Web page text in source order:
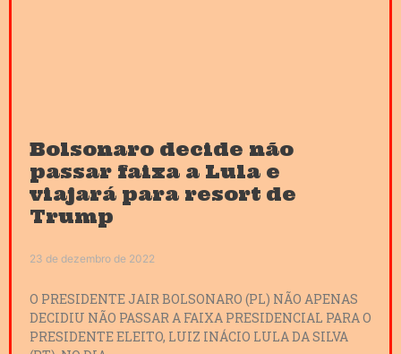
Bolsonaro decide não
passar faixa a Lula e
viajará para resort de
Trump
23 de dezembro de 2022
O PRESIDENTE JAIR BOLSONARO (PL) NÃO APENAS
DECIDIU NÃO PASSAR A FAIXA PRESIDENCIAL PARA O
PRESIDENTE ELEITO, LUIZ INÁCIO LULA DA SILVA